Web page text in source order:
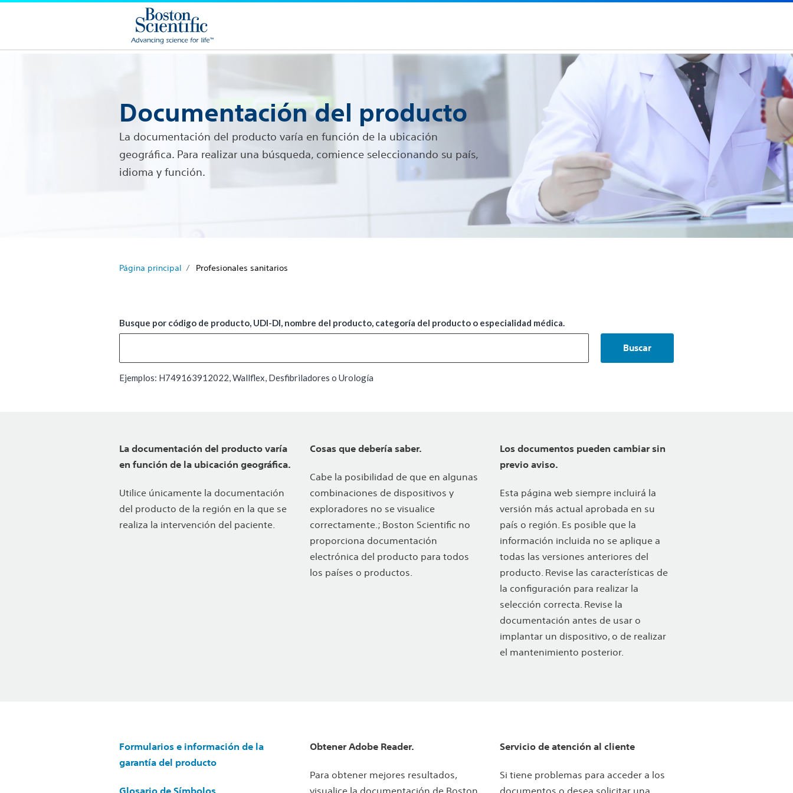
Documentación del producto
La documentación del producto varía en función de la ubicación
geográfica. Para realizar una búsqueda, comience seleccionando su país,
idioma y función.
Página principal Profesionales sanitarios
Busque por código de producto, UDI-DI, nombre del producto, categoría del producto o especialidad médica.
Buscar
Ejemplos: H749163912022, Wallflex, Desfibriladores o Urología
La documentación del producto varía
en función de la ubicación geográfica.
Utilice únicamente la documentación
del producto de la región en la que se
realiza la intervención del paciente.
Cosas que debería saber.
Cabe la posibilidad de que en algunas
combinaciones de dispositivos y
exploradores no se visualice
correctamente.; Boston Scientific no
proporciona documentación
electrónica del producto para todos
los países o productos.
Los documentos pueden cambiar sin
previo aviso.
Esta página web siempre incluirá la
versión más actual aprobada en su
país o región. Es posible que la
información incluida no se aplique a
todas las versiones anteriores del
producto. Revise las características de
la configuración para realizar la
selección correcta. Revise la
documentación antes de usar o
implantar un dispositivo, o de realizar
el mantenimiento posterior.
Formularios e información de la
garantía del producto
Glosario de Símbolos
Obtener Adobe Reader.
Para obtener mejores resultados,
visualice la documentación de Boston
Servicio de atención al cliente
Si tiene problemas para acceder a los
documentos o desea solicitar una